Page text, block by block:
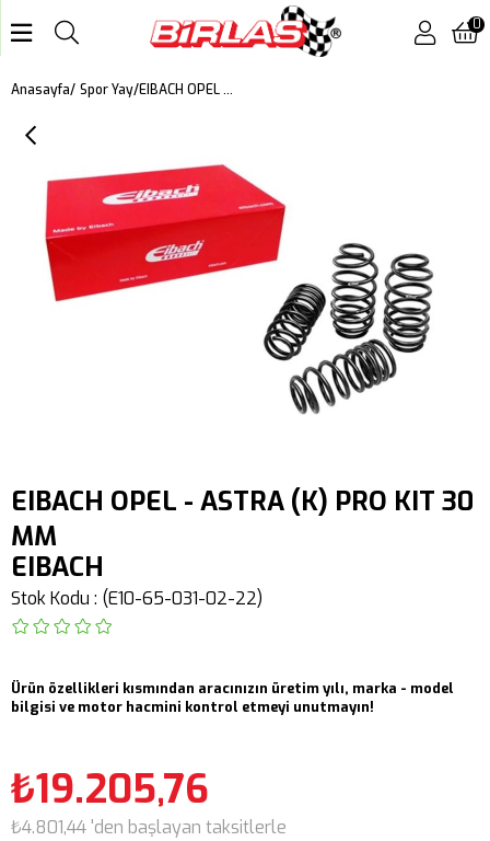
0
Anasayfa Spor Yay EIBACH OPEL - ASTRA (K) PRO KIT 30 MM
EIBACH OPEL - ASTRA (K) PRO KIT 30
MM
EIBACH
Stok Kodu (E10-65-031-02-22)
Ürün özellikleri kısmından aracınızın üretim yılı, marka - model
bilgisi ve motor hacmini kontrol etmeyi unutmayın!
₺19.205,76
₺4.801,44 'den başlayan taksitlerle